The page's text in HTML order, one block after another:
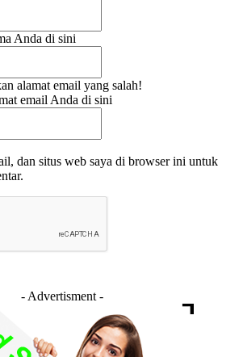
Anda di sini
alamat email yang salah!
email Anda di sini
dan situs web saya di browser ini untuk
- Advertisment -